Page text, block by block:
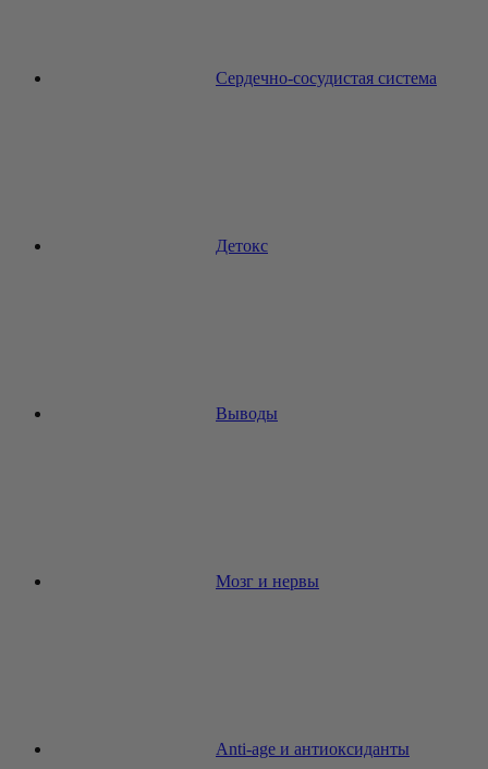
Сердечно-сосудистая система
Детокс
Выводы
Мозг и нервы
Anti-age и антиоксиданты